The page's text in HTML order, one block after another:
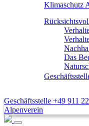
Klimaschutz
Das
Geschäftsstelle +49 911
Alpenverein